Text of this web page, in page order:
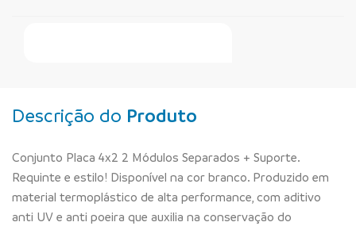
Descrição do Produto
Conjunto Placa 4x2 2 Módulos Separados + Suporte.
Requinte e estilo! Disponível na cor branco. Produzido em
material termoplástico de alta performance, com aditivo
anti UV e anti poeira que auxilia na conservação do